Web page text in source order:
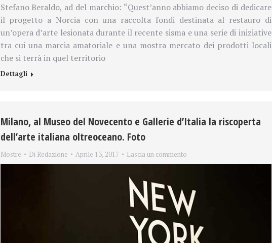
Stefano Beraldo, ad del marchio: “Quest’anno abbiamo deciso di dedicare
il progetto a Norcia con una raccolta fondi destinata al restauro di
un’opera d’arte lesionata durante il recente sisma e una serie di iniziative
tra cui una marcia amatoriale e una mostra mercato dei prodotti locali
che si terrà in quel territorio
Dettagli
Milano, al Museo del Novecento e Gallerie d’Italia la riscoperta
dell’arte italiana oltreoceano. Foto
Mostre Di Redazione Aprile 13, 2017 Lascia un commento